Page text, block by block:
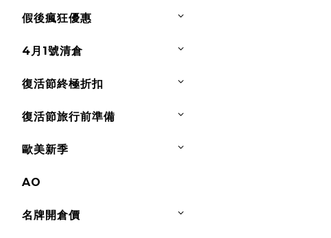
假後瘋狂優惠
4月1號清倉
復活節終極折扣
復活節旅行前準備
歐美新季
AO
名牌開倉價